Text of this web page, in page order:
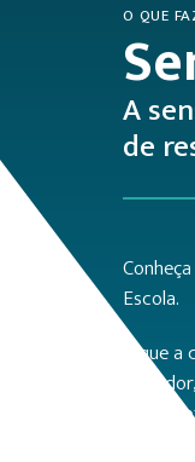
O QUE
A
de
Escola.
Fique
para
de